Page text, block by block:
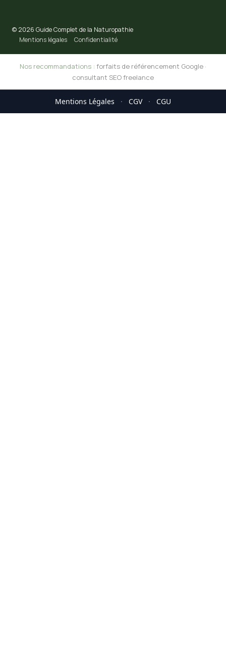
© 2026 Guide Complet de la Naturopathie
Mentions légales
Confidentialité
Nos recommandations : forfaits de référencement Google ·
consultant SEO freelance
Mentions Légales · CGV · CGU